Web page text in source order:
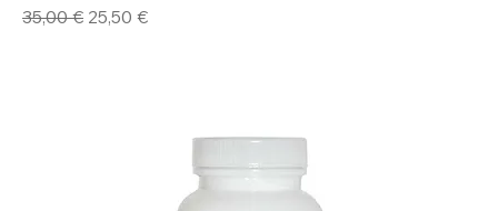
Prezzo regolare
35,00 € Prezzo scontato
25,50 €